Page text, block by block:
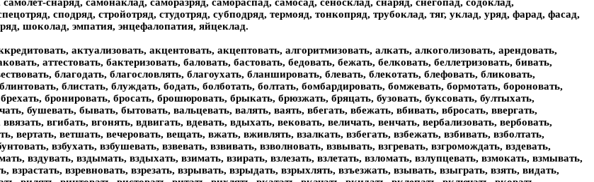
сподряд, стройотряд, студотряд, субподряд, термояд, тонкопряд, трубоклад, тяг, уклад, уряд, фарад, фасад,
шоколад, эмпатия, энцефалопатия, яйцеклад.
воздвигать, воздевать, воздымать, воздыхать, возжелать, возжигать, воззвать, возлагать, возлегать, возлежать, возливать, возликовать, возмечтать, возмещать, возмужать, возмущать, вознаграждать, вознегодовать, возникать, возобладать, возобновлять, возопиять, возражать, возрастать, возревновать, возрождать, возроптать, возрыдать, волновать, волхвовать, вомчать, вонзать, вонять, воображать, воодушевлять, вооружать, вопиять, воплощать, вопрошать, ворковать, воркотать, воровать, ворсовать, ворчать, восклицать, воскресать, воскрешать, воскрылять, воспалять, воспарять, воспевать, воспитать, воспламенять, восполнять, воспоминать, воспрещать, воспринимать, воспринять, восприять, воспылать, восседать, воссиять, восславлять, воссоединять, воссоздавать, воссоздать, восставать, восставлять, восстановлять, восстать, воссылать, восторгать, восторжествовать, вострепетать, восхвалять, восхищать, воткать, впадать, впаять, вперять, впечатлять, впивать, впирать, вписать, впитать, впихать, вплавлять, вплетать, вплывать, вползать, вправлять, впрессовать, впрягать, впрядать, впускать, враждовать, вразумлять, врастать, врать, врачевать, вращать, врезать, врубать, вручать, врывать, всевать, вселять, вскакать, вскипать, всклепать, всклокотать, всколебать, всколыхать, вскопать, вскричать, вскрывать, всовать, всосать, вспадать, вспахать, всплывать, всползать, вспоминать, вспомоществовать, вспухать, вставать, вставлять, встревать, встрепать, встречать, вступать, всучать, всыпать, втаскать, втасовать, втачать, втекать, втеснять, втирать, втолкать, втолковать, втоптать, втрамбовать, втыкать, вулканизовать, вцеплять, вчинять, вшивать, въезжать, выбегать, выбивать, выбирать, выбредать, выбривать, выбывать, вывевать, выверять, вывивать, выгибать, выгнивать, выгонять, выгорать, выгребать, выгружать, выгрызать, выдвигать, выдворять, выделять, выдирать, выдувать, выдыхать, выедать, выезжать, выживать, выжигать, выжидать, выжимать, выжинать, выжирать, вызволять, вызнавать, вызревать, вызывать, вызябать, выкипать, выкисать, выкликать, выключать, выкривлять, выкруглять, выкрывать, вылезать, вылеплять, вылетать, выливать, вылуплять, вымерзать, вымерять, выметать, вымечать, вымещать, выминать, вымирать, вымогать, вымокать, вымывать, вымышлять, вынимать, вынуждать, выпадать, выпасать, выпевать, выпекать, выпестрять, выпивать, выпирать, выплавлять, выплетать, выплывать, выползать, выполнять, выпотевать, выправлять, выпревать, выпрягать, выпрядать, выпрямлять, выпускать, выпущать, выражать, вырастать, вырезать, вырешать, вырубать, выручать, вырывать, выряжать, высветлять, высвобождать, высевать, высекать, выселять, выскользать, выскребать, выспевать, выставлять, выстилать, выстригать, выстужать, выступать, выстывать, высылать, высыпать, высыхать, вытворять, вытекать, вытеснять, вытирать, вытиснять, вытравлять, вытрезвлять, вытрясать, вытряхать, вытыкать, выхвалять, выцветать, вычислять, вычитать, вычищать, вычленять, вышибать, вышивать, выщерблять, выявлять, выяснять, вязать, гадать, газовать, гальванизовать, гармонизовать, гарцевать, гидролизовать, гипсовать, глазировать, глазуровать, глодать, глотать, глянцевать, гнать, гнездовать, гоготать, годовать, голодать, голодовать, голосовать, гонять, горевать, гостевать, гофрировать, гравировать, гримировать, грипповать, громыхать, грохотать, грунтовать, группировать, гулять, давать, даровать, дать, дебетовать, девать, дезорганизовать, деколонизовать, декриминализовать, делокализовать, демилитаризовать, демобилизовать, деморализовать, денатурализовать, держать, дерзать, дерновать, детализовать, детренировать, децентрализовать, дешифровать, джигитовать, диктовать, дисковать, диспансеризовать, дистиллировать, дичать, дневать, добавлять, добегать, добежать, добивать, добирать, доболтать, добрать, добредать, добривать, добросать, добывать, довевать, довершать, доверять, довзыскать, довивать, довоевать, довооружать, довыполнять, довязать, догадать, доглодать, догнать, догнивать, догонять, догорать, догребать, догружать, догрызать, догулять, додавать, додать, додержать, додирать, додрать, доедать, доезжать, дожевать, доживать, дожигать, дожидать, дожимать, дожинать, дозаправлять, дозаряжать, дозаявлять, дозволять, дозимовать, дознавать, дознать, дозревать, доиграть, доизбирать, доизбрать, доказать, докатать, докачать, докидать, докипать, докисать, доклевать, доковать, доковылять, доконать, докопать, докупать, докучать, долбать, долежать, долезать, долеплять, долетать, должать, долженствовать, доливать, долизать, доломать, домахать, домекать, домерять, дометать, домечать, домешать, доминать, домотать, домчать, домывать, домышлять, домять, доначислять, донизать, донимать, донырять, донять, дооснащать, доочищать, допахать, допаять, допевать, допекать, допивать, дописать, доплавлять, доплевать, доплескать, доплетать, доплывать, доплясать, доползать, дополнять, дополоскать, дополучать, допревать, допроверять, допродавать, допродать, допрядать, допускать, допытать, доразмещать, дорастать, дорвать, дорезать, дорисовать, дорожать, дорубать, доругать, дорывать, досажать, досаждать, досевать, досказать, доскакать, доскребать, дослать, доснимать, доснять, досоздавать, досоздать, дососать, досочинять, доспать, доспевать, доставать, доставлять, достать, достегать, достигать, достилать, достирать, достлать, достоять, дострелять, достригать, дострогать, достругать, досчитать, досылать, досыпать, досыхать, досягать, дотанцевать, дотаскать, дотачать, дотекать, дотирать, доткать, дотлевать, доторговать, дотрепать, дотушевать, доукомплектовать, дохлебать, дохромать, доцветать, дочесать, дочитать, дочищать, дошагать, дошвырять, дошивать, дошлифовать, дощипать, драпировать, драть, дребезжать, дрейфовать, дремать, дрессировать, дриблинговать, дрожать, дрожжевать, дрягать, дышать, едать, езжать, жалковать, ждать, жевать, желать, живать, живописать, жировать, жужжать, журчать, заадресовать, заарендовать, заарестовать, забавлять, забаловать, забастовать, забегать, забежать, забелять, забивать, забинтовать, забирать, заблагоухать, заблевать, заблистать, забодать, заболевать, заболтать, забормотать, забороновать, забраковать, забрать, забредать, забренчать, забривать, забронировать, забросать, забрыкать, забрюзжать, забряцать, забуксовать, забултыхать, забунтовать, забуртовать, забурчать, забухать, забушевать, забывать, забытовлять, завалять, завевать, завербовать, заверезжать, заверещать, заверстать, завершать, заверять, заветовать, завечерять, завещать, завивать, завизжать, завилять, зависать, завихлять, завладевать, завлекать, заводнять, завоевать, завожжать, заволновать, завонять, завоображать, заворковать, заворчать, завывать, завышать, завядать, завязать, завязать, загадать, загасать, загашать, загибать, загипсовать, заглотать, заглублять, заглушать, загнать, загнивать, загоготать, заголодать, заголять, загонять, загорать, загоревать, заготовлять, заграждать, загребать, загримировать, загрипповать, загромождать, загромыхать, загрохотать, загружать, загрунтовать, загрызать, загрязнять, загулять, загустевать, загущать, задавать, задать, задвигать, задевать, задержать, задерновать, задирать, задичать, задолжать, задрапировать, задрать, задрафтовать, задребезжать, задремать, задрожать, задувать, задурять, задышать, заедать, заезжать, зажать, зажевать, заживать, заживлять, зажигать, зажимать, зажинать, зажужжать, зажурчать, зазвать, зазвучать, зазевать, заземлять, зазимовать, зазывать, заиграть, заизвестковать, заикать, заинвентаризовать, заинтересовать, заинтриговать, закабалять, заказать, закалять, закатать, закачать, закивать, закидать, закипать, закисать, заклать, заклевать, заклепать, закликать, заклинать, заклокотать, заклохтать, заключать, заковать, заковылять, заковырять, заколдовать, заколебать, заколеровать, заколыхать, закольцевать, закомплексовать, законтрактовать, закопать, закреплять, закрепощать, закривлять, закристаллизовать, закричать, закруглять, закрывать, закуковать,